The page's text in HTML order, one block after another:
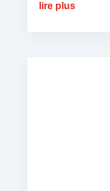
lire plus